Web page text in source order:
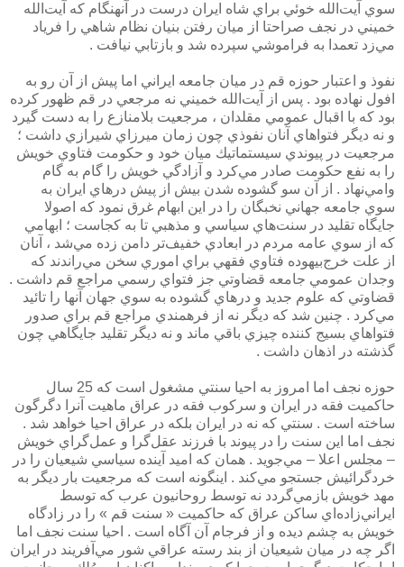
سوي آيت‌الله خوئي براي شاه ايران درست در آنهنگام كه آيت‌الله
خميني در نجف صراحتا از ميان رفتن بنيان نظام شاهي را فرياد
مي‌زد تعمدا به فراموشي سپرده شد و بازتابي نيافت .
نفوذ و اعتبار حوزه قم در ميان جامعه ايراني اما پيش از آن رو به
افول نهاده بود . پس از آيت‌الله خميني نه مرجعي در قم ظهور كرده
بود كه با اقبال عمومي مقلدان ، مرجعيت بلامنازع را به دست گيرد
و نه ديگر فتواهاي آنان نفوذي چون زمان ميرزاي شيرازي داشت ؛
مرجعيت در پيوندي سيستماتيك ميان خود و حكومت فتاوي خويش
را به نفع حكومت صادر مي‌كرد و آزادگي خويش را گام به گام
وامي‌نهاد . از آن سو گشوده شدن بيش از پيش درهاي ايران به
سوي جامعه جهاني نخبگان را در اين ابهام غرق نمود كه اصولا
جايگاه تقليد در سنت‌هاي سياسي و مذهبي تا به كجاست ؛‌ ابهامي
كه از سوي عامه مردم در ابعادي خفيف‌تر دامن زده مي‌شد ، آنان
از علت خرج‌بيهوده فتاوي فقهي براي اموري سخن مي‌راندند كه
وجدان عمومي جامعه قضاوتي جز فتواي رسمي مراجع قم داشت .
قضاوتي كه علوم جديد و درهاي گشوده به سوي جهان آنها را تائيد
مي‌كرد . چنين شد كه ديگر نه از فرهمندي مراجع قم براي صدور
فتواهاي بسيج كننده چيزي باقي ماند و نه ديگر تقليد جايگاهي چون
گذشته در اذهان داشت .
حوزه نجف اما امروز به احيا سنتي مشغول است كه 25 سال
حاكميت فقه در ايران و سركوب فقه در عراق ‌ماهيت آنرا دگرگون
ساخته است . سنتي كه نه در ايران بلكه در عراق احيا خواهد شد .
نجف اما اين سنت را در پيوند با فرزند عقل‌گرا و عمل‌گراي خويش
– مجلس اعلا – مي‌جويد . همان كه اميد آينده سياسي شيعيان را در
خردگرائيش جستجو مي‌كند . اينگونه است كه مرجعيت بار ديگر به
مهد خويش بازمي‌گردد نه توسط روحانيون عرب كه توسط
ايراني‌زاده‌اي ساكن عراق كه حاكميت « سنت قم » را در زادگاه
خويش به چشم ديده و از فرجام آن آگاه است . احيا سنت نجف اما
اگر چه در ميان شيعيان از بند رسته عراقي شور مي‌آفريند در ايران